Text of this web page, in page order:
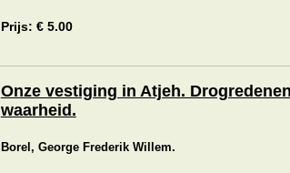
Prijs: € 5.00
Onze vestiging in Atjeh.
waarheid.
Borel, George Frederik Willem.